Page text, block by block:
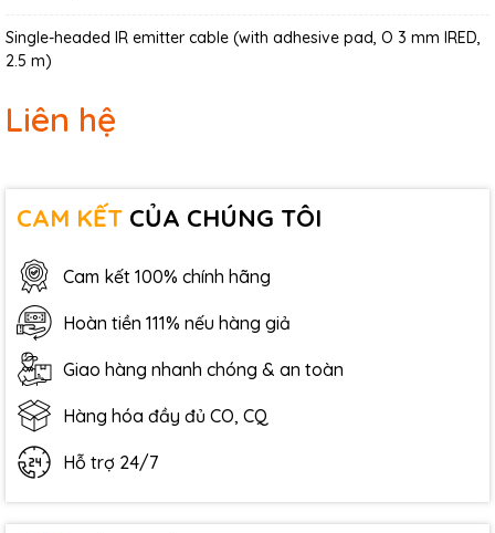
Single-headed IR emitter cable (with adhesive pad, O 3 mm IRED,
2.5 m)
Liên hệ
CAM KẾT CỦA CHÚNG TÔI
Cam kết 100% chính hãng
Hoàn tiền 111% nếu hàng giả
Giao hàng nhanh chóng & an toàn
Hàng hóa đầy đủ CO, CQ
Hỗ trợ 24/7